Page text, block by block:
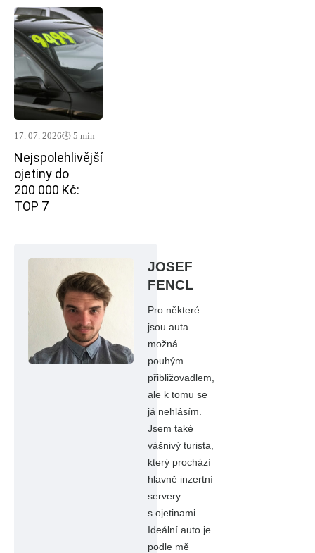
17. 07. 2026🕓 5 min
Nejspolehlivější
ojetiny do
200 000 Kč:
TOP 7
JOSEF
FENCL
Pro některé
jsou auta
možná
pouhým
přibližovadlem,
ale k tomu se
já nehlásím.
Jsem také
vášnivý turista,
který prochází
hlavně inzertní
servery
s ojetinami.
Ideální auto je
podle mě